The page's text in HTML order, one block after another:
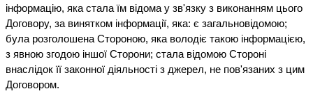
інформацію, яка стала їм відома у зв'язку з виконанням цього
Договору, за винятком інформації, яка: є загальновідомою;
була розголошена Стороною, яка володіє такою інформацією,
з явною згодою іншої Сторони; стала відомою Стороні
внаслідок її законної діяльності з джерел, не пов'язаних з цим
Договором.